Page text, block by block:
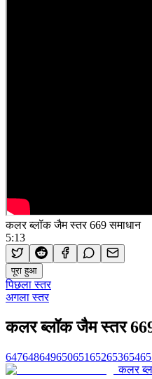
कलर ब्लॉक जैम स्तर 669 समाधान
5:13
पूरा हुआ
पिछला स्तर
अगला स्तर
कलर ब्लॉक जैम स्तर
647648649650651652653654
कलर